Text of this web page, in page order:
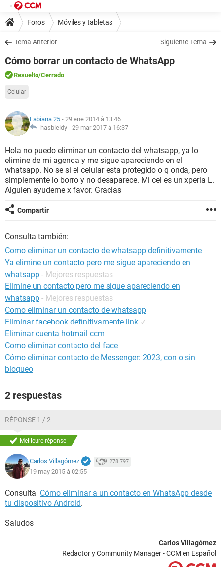
Foros Móviles y tabletas
Tema Anterior Siguiente Tema
Cómo borrar un contacto de WhatsApp
Resuelto/Cerrado
Celular
Fabiana 25 - 29 ene 2014 à 13:46
hasbleidy - 29 mar 2017 à 16:37
Hola no puedo eliminar un contacto del whatsapp, ya lo
elimine de mi agenda y me sigue apareciendo en el
whatsapp. No se si el celular esta protegido o q onda, pero
simplemente lo borro y no desaparece. Mi cel es un xperia L.
Alguien ayudeme x favor. Gracias
Compartir
Consulta también:
Como eliminar un contacto de whatsapp definitivamente
Ya elimine un contacto pero me sigue apareciendo en
whatsapp - Mejores respuestas
Elimine un contacto pero me sigue apareciendo en
whatsapp - Mejores respuestas
Como eliminar un contacto de whatsapp
Eliminar facebook definitivamente link ✓
Eliminar cuenta hotmail ccm
Como eliminar contacto del face
Cómo eliminar contacto de Messenger: 2023, con o sin
bloqueo
2 respuestas
RÉPONSE 1 / 2
Meilleure réponse
Carlos Villagómez 278.797
19 may 2015 à 02:55
Consulta: Cómo eliminar a un contacto en WhatsApp desde
tu dispositivo Android.
Saludos
Carlos Villagómez
Redactor y Community Manager - CCM en Español